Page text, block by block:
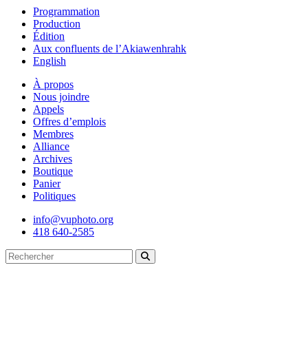
Programmation
Production
Édition
Aux confluents de l’Akiawenhrahk
English
À propos
Nous joindre
Appels
Offres d’emplois
Membres
Alliance
Archives
Boutique
Panier
Politiques
info@vuphoto.org
418 640-2585